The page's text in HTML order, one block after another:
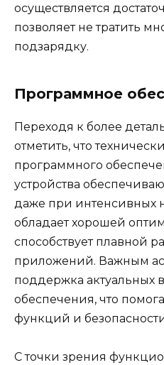
осуществляется
позволяет не тратить
подзарядку.
Программное
Переходя к более
отметить, что
программного
устройства
даже при интенсивных
обладает хорошей
способствует плавной
приложений. Важным
поддержка актуальных
обеспечения, что
функций и
С точки зрения